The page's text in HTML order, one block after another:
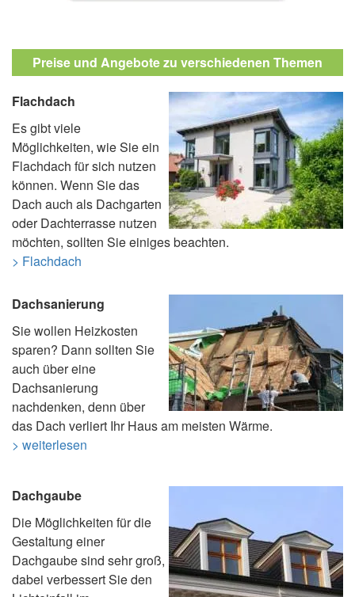
Preise und Angebote zu verschiedenen Themen
Flachdach
Es gibt viele
Möglichkeiten, wie Sie ein
Flachdach für sich nutzen
können. Wenn Sie das
Dach auch als Dachgarten
oder Dachterrasse nutzen
möchten, sollten Sie einiges beachten.
> Flachdach
Dachsanierung
Sie wollen Heizkosten
sparen? Dann sollten Sie
auch über eine
Dachsanierung
nachdenken, denn über
das Dach verliert Ihr Haus am meisten Wärme.
> weiterlesen
Dachgaube
Die Möglichkeiten für die
Gestaltung einer
Dachgaube sind sehr groß,
dabei verbessert Sie den